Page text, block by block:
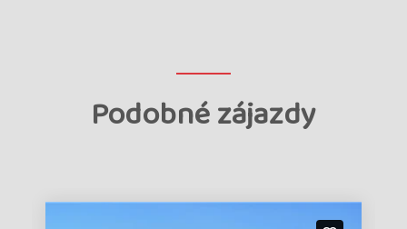
Podobné zájazdy